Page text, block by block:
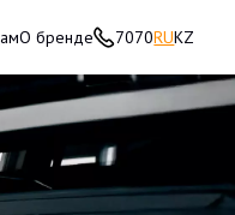
О бренде 7070RUKZ